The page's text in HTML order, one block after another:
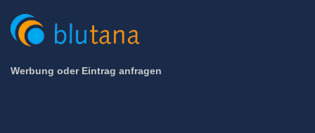
Werbung oder Eintrag anfragen